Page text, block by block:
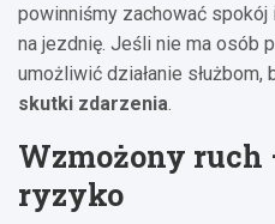
powinniśmy zachować
na jezdnię. Jeśli nie ma osób
umożliwić działanie służbom,
skutki zdarzenia.
Wzmożony ruch
ryzyko